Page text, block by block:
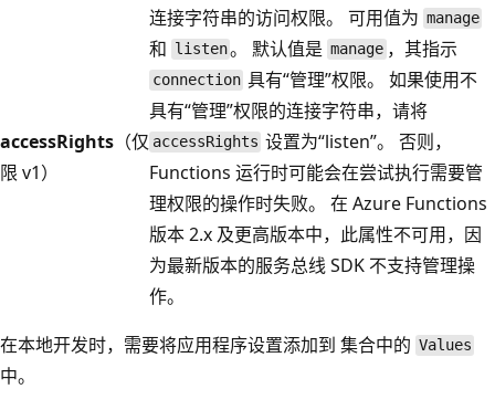
accessRights （仅
限 v1）
连接字符串的访问权限。 可用值为 manage
和 listen。 默认值是 manage ，其指示
connection 具有“管理”权限。
如果使用不
具有“管理”权限的连接字符串，请将
accessRights 设置为“listen”。 否则，
Functions 运行时可能会在尝试执行需要管
理权限的操作时失败。 在 Azure Functions
版本 2.x 及更高版本中，此属性不可用，因
为最新版本的服务总线 SDK 不支持管理操
作。
在本地开发时，需要将应用程序设置添加到 集合中的 Values
中。